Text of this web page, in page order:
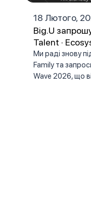
18 Лютого,
Big.U
Talent ·
Ми раді знову
Family та
Wave 2026, що